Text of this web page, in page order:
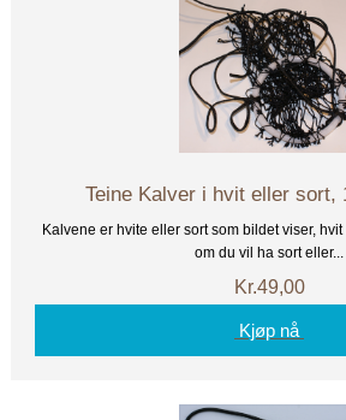
Teine Kalver i hvit eller sort,
Kalvene er hvite eller sort som bildet viser,
om du vil ha sort eller...
Kr.49,00
Kjøp nå